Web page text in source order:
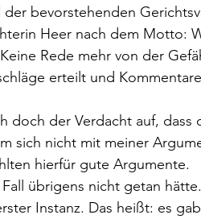
bevorstehenden
Heer nach dem Motto:
Rede mehr von der
erteilt und
doch der Verdacht auf, dass
sich nicht mit meiner
hierfür gute Argumente.
übrigens nicht getan
Instanz. Das heißt: es